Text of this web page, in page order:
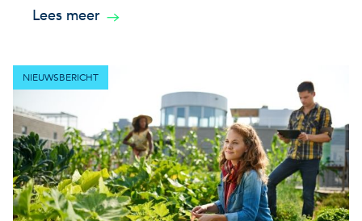
Lees meer
NIEUWSBERICHT